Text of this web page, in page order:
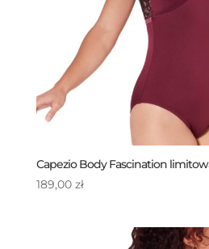
Capezio Body Fascination
189,00 zł